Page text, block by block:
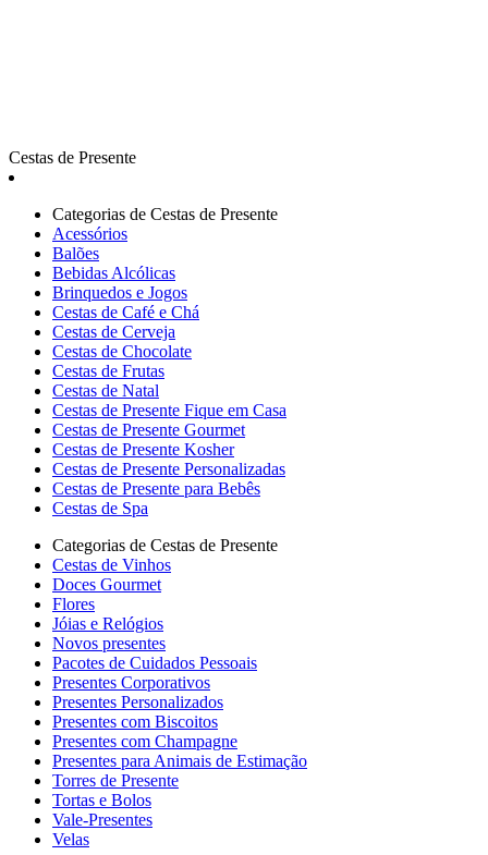
Cestas de Presente
Categorias de Cestas de Presente
Acessórios
Balões
Bebidas Alcólicas
Brinquedos e Jogos
Cestas de Café e Chá
Cestas de Cerveja
Cestas de Chocolate
Cestas de Frutas
Cestas de Natal
Cestas de Presente Fique em Casa
Cestas de Presente Gourmet
Cestas de Presente Kosher
Cestas de Presente Personalizadas
Cestas de Presente para Bebês
Cestas de Spa
Categorias de Cestas de Presente
Cestas de Vinhos
Doces Gourmet
Flores
Jóias e Relógios
Novos presentes
Pacotes de Cuidados Pessoais
Presentes Corporativos
Presentes Personalizados
Presentes com Biscoitos
Presentes com Champagne
Presentes para Animais de Estimação
Torres de Presente
Tortas e Bolos
Vale-Presentes
Velas